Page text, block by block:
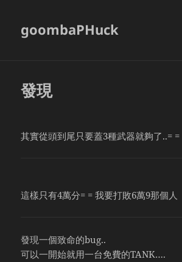
goombaPHuck
發現
其實從頭到尾只要蓋3種武器就夠了..= =
這樣只有4萬分= = 我要打敗6萬9那個人
發現一個致命的bug..
可以一開始就用一台免費的TANK….